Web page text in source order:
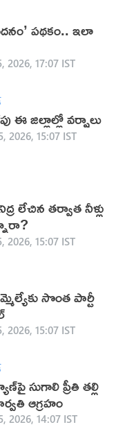
పథకం.. ఇలా
2026, 17:07 IST
ఈ జిల్లాల్లో వర్షాలు
2026, 15:07 IST
లేచిన తర్వాత నీళ్లు
2026, 15:07 IST
సొంత పార్టీ
2026, 15:07 IST
సుగాలి ప్రీతి తల్లి
ఆగ్రహం
2026, 14:07 IST